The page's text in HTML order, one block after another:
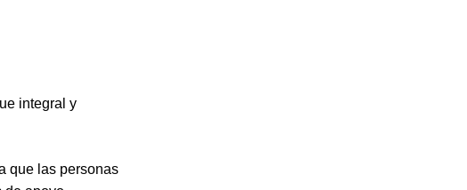
integral y
que las personas